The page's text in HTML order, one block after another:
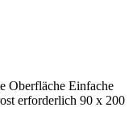
Oberfläche Einfache
erforderlich 90 x 200